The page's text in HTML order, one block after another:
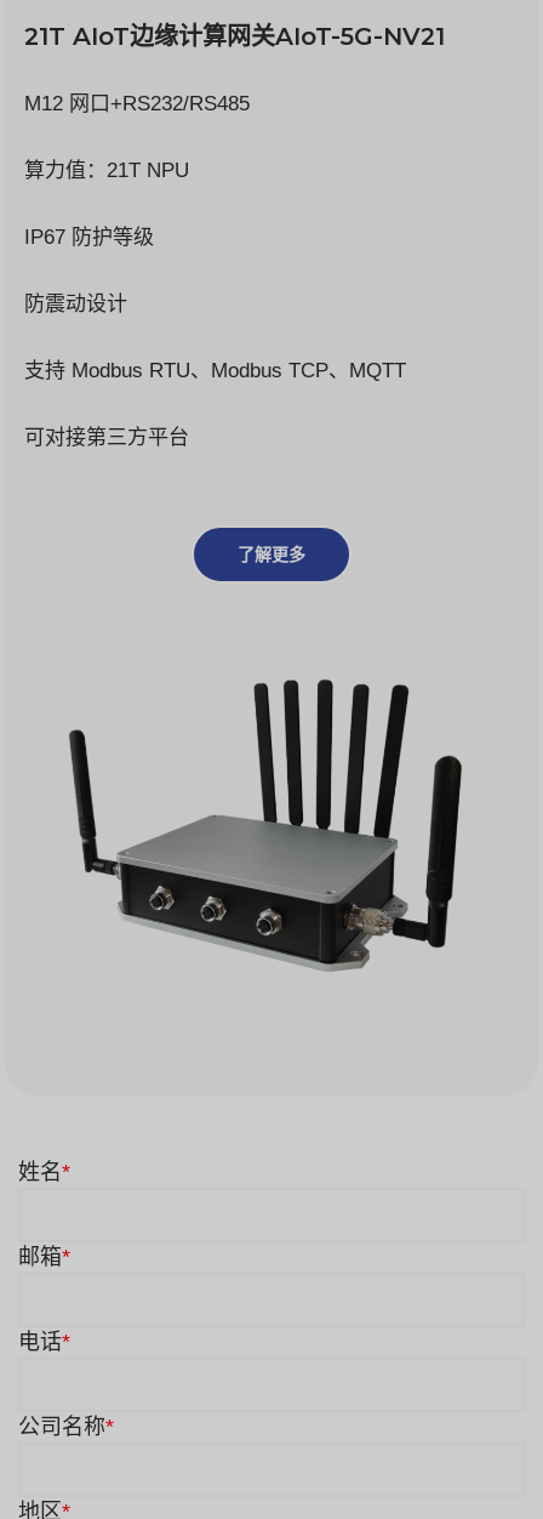
21T AIoT边缘计算网关AIoT-5G-NV21
M12 网口+RS232/RS485
算力值：21T NPU
IP67 防护等级
防震动设计
支持 Modbus RTU、Modbus TCP、MQTT
可对接第三方平台
了解更多
姓名*
邮箱*
电话*
公司名称*
地区*